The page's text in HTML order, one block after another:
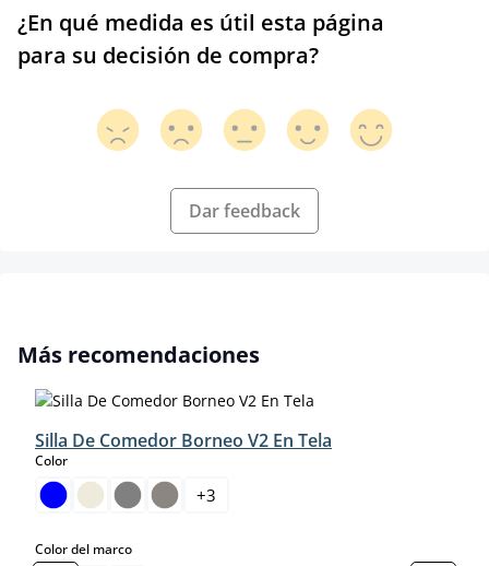
¿En qué medida es útil esta página
para su decisión de compra?
Dar feedback
Omitir la galería de productos
Más recomendaciones
Silla De Comedor Borneo V2 En Tela
Colorselect
+3
Color del marcoselect